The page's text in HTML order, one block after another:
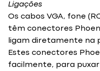
Ligações
Os cabos VGA, fone
têm conectores
ligam diretamente na
Estes conectores
facilmente, para puxar